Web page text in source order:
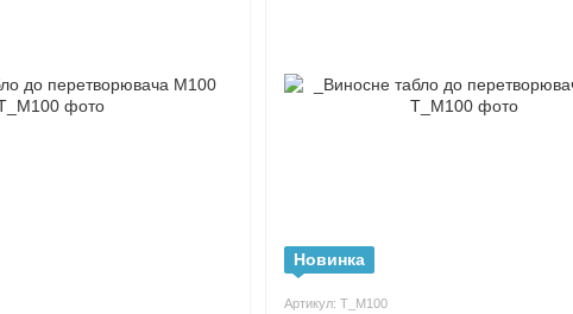
Новинка
Артикул: Т_М100